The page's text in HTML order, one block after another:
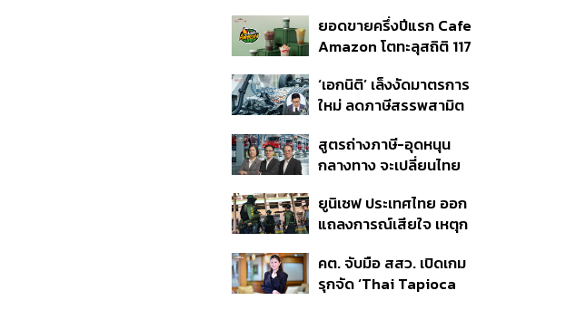
ยอดขายครึ่งปีแรก Cafe
Amazon โตทะลุสถิติ 117
สไตล์ OR โตต่อเนื่อง
‘เอกนิติ’ เล็งงัดมาตรการ
ใหม่ ลดภาษีสรรพสามิต
โรงงานในไทย
สูตรถ่างภาษี-อุดหนุน
กลางทาง จะเปลี่ยนไทย
EV ได้จริงหรือ?
ยูนิเซฟ ประเทศไทย ออก
แถลงการณ์เสียใจ เหตุก
นนทบุรี ชี้โรงเรียนควรเป็น
พื้นที่ปลอดภัย
คต. จับมือ สสว. เปิดเกม
รุกจัด ‘Thai Tapioca